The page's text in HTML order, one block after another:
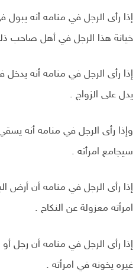
إذا رأى الرجل في منامه أنه
خيانة هذا الرجل في أهل صاحب
إذا رأى الرجل في منامه أنه
يدل على الزواج .
وإذا رأى الرجل في منامه أنه
سيجامع امرأته .
إذا رأى الرجل في منامه أن أرض
امرأته معزولة عن النكاح .
إذا رأى الرجل في منامه أن رجل
غيره يخونه في امرأته .